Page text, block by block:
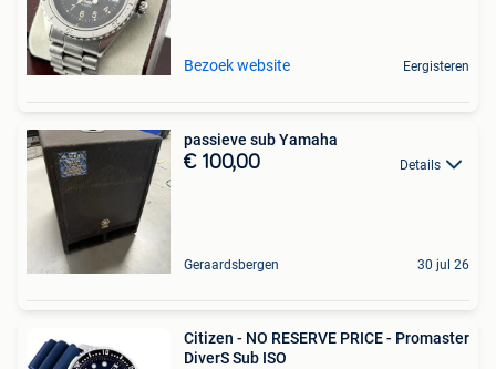
Bezoek website Eergisteren
passieve sub Yamaha
€ 100,00 Details
Geraardsbergen 30 jul 26
Citizen - NO RESERVE PRICE - Promaster
DiverS Sub ISO